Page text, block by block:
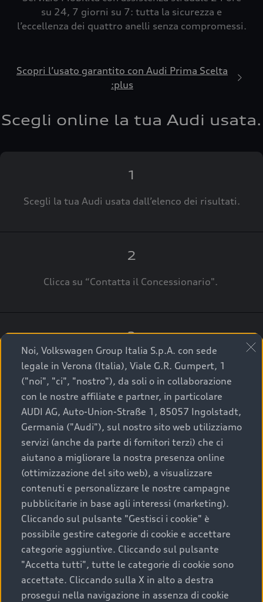
su 24, 7 giorni su 7: tutta la sicurezza e
l’eccellenza dei quattro anelli senza compromessi.
Scopri l’usato garantito con Audi Prima Scelta
:plus
Scegli online la tua Audi usata.
1
Scegli la tua Audi usata dall’elenco dei risultati.
2
Clicca su “Contatta il Concessionario".
3
A breve verrai ricontattato dal Customer Care
Audi Center o direttamente dal Concessionario
che ti supporterà per finalizzare la tua richiesta.
La qualità di acquistare
un’auto usata Audi
Scegliere un’auto usata è una decisione che coniuga
convenienza, affidabilità e sostenibilità. Per fare un
acquisto sicuro, è essenziale considerare aspetti
determinanti come la garanzia inclusa e l’affidabilità del
marchio. Audi offre l’auto usata perfetta tramite Audi
Prima Scelta :plus
Noi, Volkswagen Group Italia S.p.A. con sede
legale in Verona (Italia), Viale G.R. Gumpert, 1
("noi", "ci", "nostro"), da soli o in collaborazione
con le nostre affiliate e partner, in particolare
AUDI AG, Auto-Union-Straße 1, 85057 Ingolstadt,
Germania ("Audi"), sul nostro sito web utilizziamo
servizi (anche da parte di fornitori terzi) che ci
aiutano a migliorare la nostra presenza online
(ottimizzazione del sito web), a visualizzare
contenuti e personalizzare le nostre campagne
pubblicitarie in base agli interessi (marketing).
Cliccando sul pulsante "Gestisci i cookie" è
possibile gestire categorie di cookie e accettare
categorie aggiuntive. Cliccando sul pulsante
"Accetta tutti", tutte le categorie di cookie sono
accettate. Cliccando sulla X in alto a destra
prosegui nella navigazione in assenza di cookie